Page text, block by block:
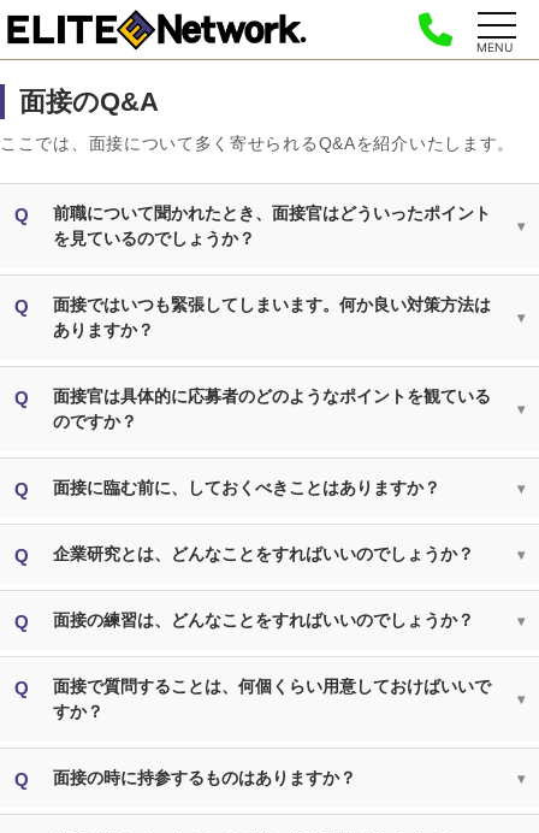
MENU
面接のQ&A
ここでは、面接について多く寄せられるQ&Aを紹介いたします。
前職について聞かれたとき、面接官はどういったポイント
を見ているのでしょうか？
面接ではいつも緊張してしまいます。何か良い対策方法は
ありますか？
面接官は具体的に応募者のどのようなポイントを観ている
のですか？
面接に臨む前に、しておくべきことはありますか？
企業研究とは、どんなことをすればいいのでしょうか？
面接の練習は、どんなことをすればいいのでしょうか？
面接で質問することは、何個くらい用意しておけばいいで
すか？
面接の時に持参するものはありますか？